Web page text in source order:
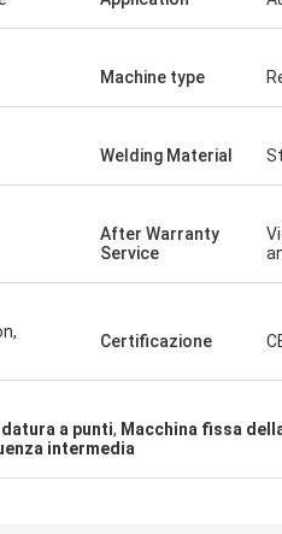
bisogno di un esempio più
Machine type
Welding Material
After Warranty
Service
Certificazione
a punti, Macchina fissa
intermedia